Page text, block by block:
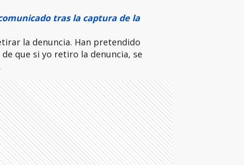
tras la captura de la
la denuncia. Han pretendido
que si yo retiro la denuncia, se